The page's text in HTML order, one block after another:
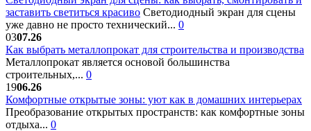
заставить светиться красиво Светодиодный экран для сцены
уже давно не просто технический... 0
0307.26
Как выбрать металлопрокат для строительства и производства
Металлопрокат является основой большинства
строительных,... 0
1906.26
Комфортные открытые зоны: уют как в домашних интерьерах
Преобразование открытых пространств: как комфортные зоны
отдыха... 0